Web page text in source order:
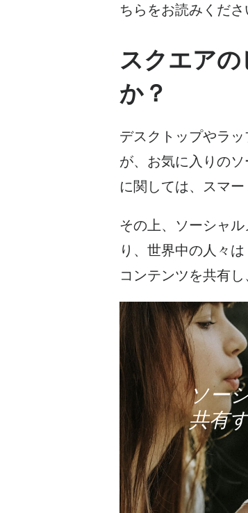
ちらをお読みくださ
スクエア
か？
デスクトップやラ
が、お気に入りの
に関しては、スマー
その上、 ソーシャ
り、世界中の人々は
コンテンツを共有
ソー
共有